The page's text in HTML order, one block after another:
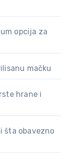
opcija za
mačku
hrane i
šta obavezno